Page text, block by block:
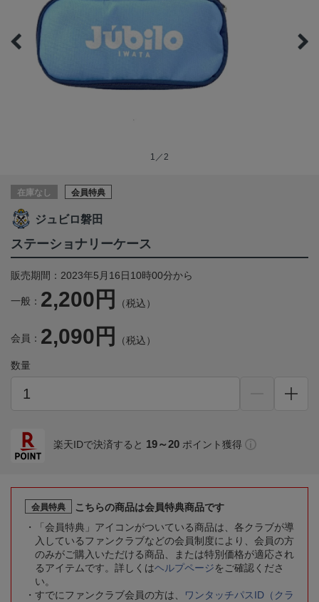
1／2
在庫なし 会員特典
ジュビロ磐田
ステーショナリーケース
販売期間：2023年5月16日10時00分から
一般： 2,200円 （税込）
会員： 2,090円 （税込）
数量
楽天IDで決済すると 19～20 ポイント獲得
会員特典
こちらの商品は会員特典商品です
「会員特典」アイコンがついている商品は、各クラブが導
入しているファンクラブなどの会員制度により、会員の方
のみがご購入いただける商品、または特別価格が適応され
るアイテムです。詳しくはヘルプページをご確認くださ
い。
すでにファンクラブ会員の方は、
ワンタッチパスID（クラ